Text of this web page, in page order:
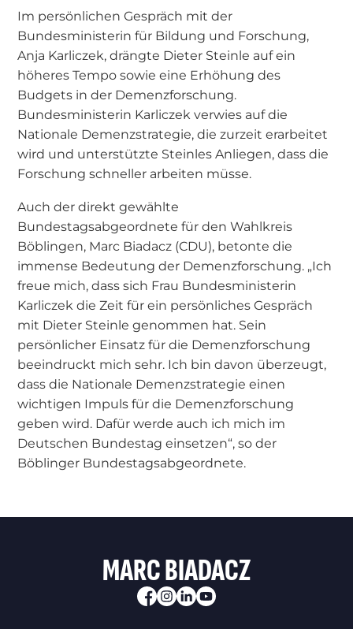
Im persönlichen Gespräch mit der
Bundesministerin für Bildung und Forschung,
Anja Karliczek, drängte Dieter Steinle auf ein
höheres Tempo sowie eine Erhöhung des
Budgets in der Demenzforschung.
Bundesministerin Karliczek verwies auf die
Nationale Demenzstrategie, die zurzeit erarbeitet
wird und unterstützte Steinles Anliegen, dass die
Forschung schneller arbeiten müsse.
Auch der direkt gewählte
Bundestagsabgeordnete für den Wahlkreis
Böblingen, Marc Biadacz (CDU), betonte die
immense Bedeutung der Demenzforschung. „Ich
freue mich, dass sich Frau Bundesministerin
Karliczek die Zeit für ein persönliches Gespräch
mit Dieter Steinle genommen hat. Sein
persönlicher Einsatz für die Demenzforschung
beeindruckt mich sehr. Ich bin davon überzeugt,
dass die Nationale Demenzstrategie einen
wichtigen Impuls für die Demenzforschung
geben wird. Dafür werde auch ich mich im
Deutschen Bundestag einsetzen“, so der
Böblinger Bundestagsabgeordnete.
MARC BIADACZ